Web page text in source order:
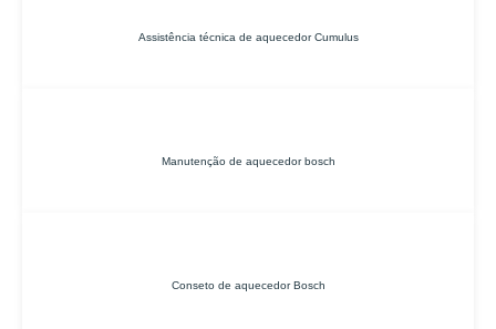
Assistência técnica de aquecedor Cumulus
Manutenção de aquecedor bosch
Conseto de aquecedor Bosch